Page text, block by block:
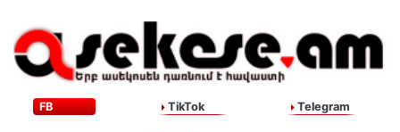
FB TikTok Telegram